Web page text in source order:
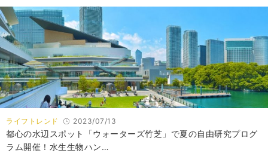
ライフトレンド 2023/07/13
都心の水辺スポット「ウォーターズ竹芝」で夏の自由研究プログ
ラム開催！水生生物ハン…